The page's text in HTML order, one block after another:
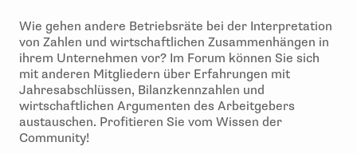
Wie gehen andere Betriebsräte bei der Interpretation
von Zahlen und wirtschaftlichen Zusammenhängen in
ihrem Unternehmen vor? Im Forum können Sie sich
mit anderen Mitgliedern über Erfahrungen mit
Jahresabschlüssen, Bilanzkennzahlen und
wirtschaftlichen Argumenten des Arbeitgebers
austauschen. Profitieren Sie vom Wissen der
Community!